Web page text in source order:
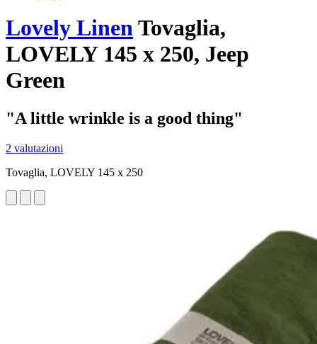
Lovely LinenTovaglia,
LOVELY 145 x 250, Jeep
Green
"A little wrinkle is a good thing"
2 valutazioni
Tovaglia, LOVELY 145 x 250